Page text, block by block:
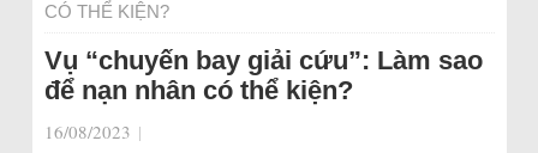
CÓ THỂ KIỆN?
Vụ “chuyến bay giải cứu”: Làm sao
để nạn nhân có thể kiện?
16/08/2023 |